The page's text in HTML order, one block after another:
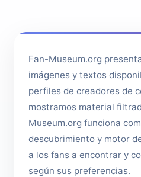
Fan-Museum.org
imágenes y textos
perfiles de creadores de
mostramos material
Museum.org funciona
descubrimiento y motor
a los fans a encontrar y
según sus preferencias.